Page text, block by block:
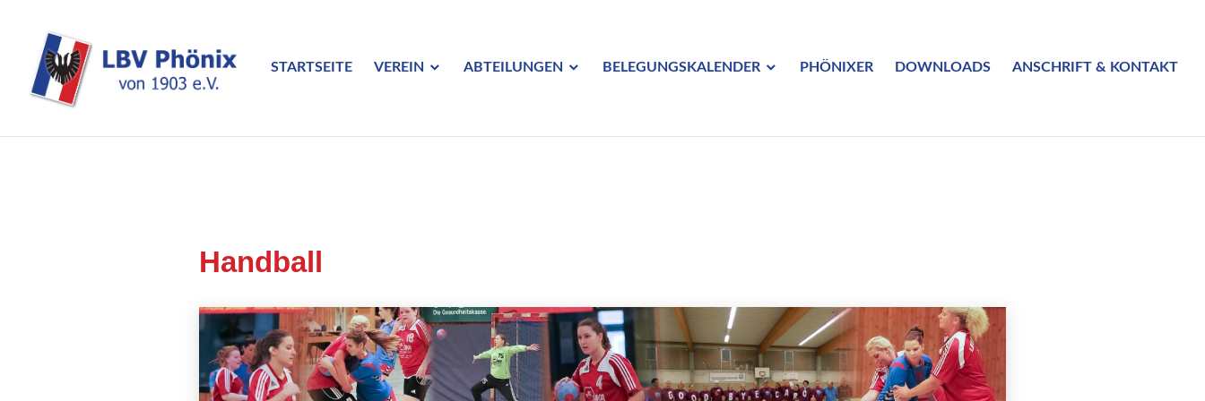
springen
LBV Phönix von 1903 e.V.
STARTSEITE VEREIN ABTEILUNGEN BELEGUNGSKALENDER PHÖNIXER DOWNLOADS ANSCHRIFT & KONTAKT
Handball